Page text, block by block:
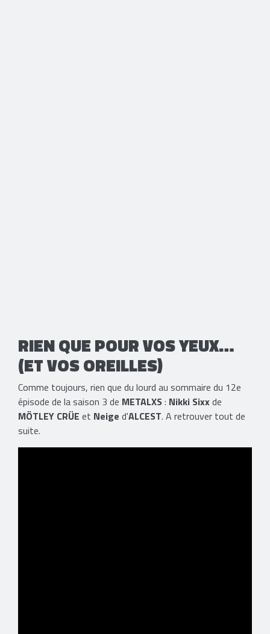
RIEN QUE POUR VOS YEUX…
(ET VOS OREILLES)
Comme toujours, rien que du lourd au sommaire du 12e
épisode de la saison 3 de METALXS: Nikki Sixxde
MÖTLEY CRÜE et Neige d'ALCEST. A retrouver tout de
suite.